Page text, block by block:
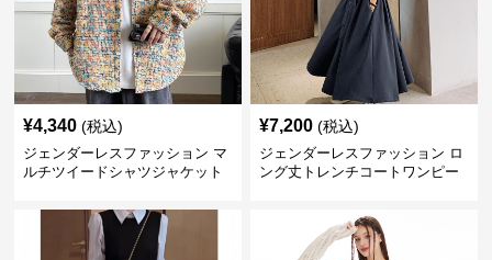
¥4,340 (税込)
ジェンダーレスファッション マ
ルチツイードシャツジャケット
¥7,200 (税込)
ジェンダーレスファッション ロ
ング丈トレンチコートワンピー